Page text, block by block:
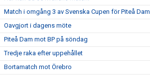
Match i omgång 3 av Svenska Cupen för Piteå Dam
Oavgjort i dagens möte
Piteå Dam mot BP på söndag
Tredje raka efter uppehållet
Bortamatch mot Örebro